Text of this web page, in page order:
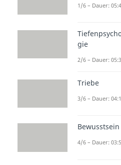
Weitere
Psychische
Klinische
Dauer: 05:46
Dauer: 04:58
Dauer: 04:55
Schizophrenie
1/6 – Dauer:
gie
2/6 – Dauer:
Triebe
3/6 – Dauer:
Bewusstsein
4/6 – Dauer: